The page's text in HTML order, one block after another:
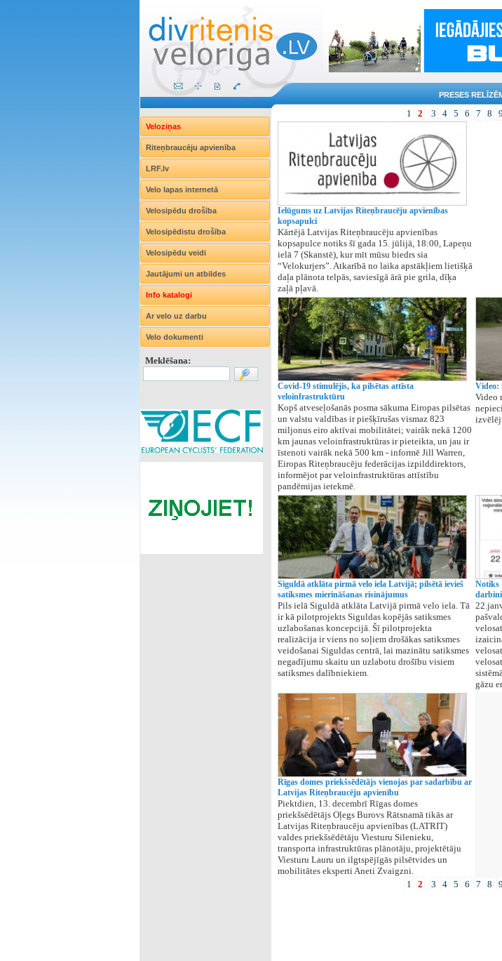
PRESES
Veloziņas
Riteņbraucēju apvienība
LRF.lv
Velo lapas internetā
Velosipēdu drošība
Velosipēdistu drošība
Velosipēdu veidi
Jautājumi un atbildes
Info katalogi
Ar velo uz darbu
Velo dokumenti
Meklēšana:
1 2 3 4 5 6 7 8 9
Ielūgums uz Latvijas Riteņbraucēju apvienības
kopsapulci
Kārtējā Latvijas Riteņbraucēju apvienības
kopsapulce notiks šī gada 15. jūlijā, 18:00, Lapeņu
ielā 7 (Skanstē), kur mīt mūsu biedrs sia
“Velokurjers”. Atkarībā no laika apstākļiem lietišķā
daļa plānota telpās, saviesīgā ārā pie grila, dīķa
zaļā pļavā.
Covid-19 stimulējis, ka pilsētas attīsta
veloinfrastruktūru
Kopš atveseļošanās posma sākuma Eiropas pilsētas
un valstu valdības ir piešķīrušas vismaz 823
miljonus eiro aktīvai mobilitātei; vairāk nekā 1200
km jaunas veloinfrastruktūras ir pieteikta, un jau ir
īstenoti vairāk nekā 500 km - informē Jill Warren,
Eiropas Riteņbraucēju federācijas izpilddirektors,
informējot par veloinfrastruktūras attīstību
pandēmijas ietekmē.
Video:
Video
Siguldā atklāta pirmā velo iela Latvijā; pilsētā ievieš
satiksmes mierināšanas risinājumus
Pils ielā Siguldā atklāta Latvijā pirmā velo iela. Tā
ir kā pilotprojekts Siguldas kopējās satiksmes
uzlabošanas koncepcijā. Šī pilotprojekta
realizācija ir viens no soļiem drošākas satiksmes
veidošanai Siguldas centrā, lai mazinātu satiksmes
negadījumu skaitu un uzlabotu drošību visiem
satiksmes dalībniekiem.
Notiks
gāzu
Rīgas domes priekšsēdētājs vienojas par sadarbību ar
Latvijas Riteņbraucēju apvienību
Piektdien, 13. decembrī Rīgas domes
priekšsēdētājs Oļegs Burovs Rātsnamā tikās ar
Latvijas Riteņbraucēju apvienības (LATRIT)
valdes priekšsēdētāju Viesturu Silenieku,
transporta infrastruktūras plānotāju, projektētāju
Viesturu Lauru un ilgtspējīgās pilsētvides un
mobilitātes eksperti Aneti Zvaigzni.
1
2 3 4 5 6 7 8 9